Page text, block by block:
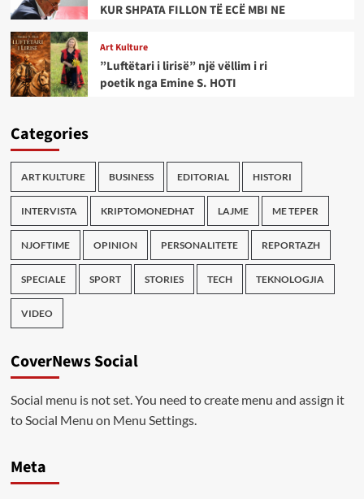
KUR SHPATA FILLON TË ECË MBI NE
Art Kulture
”Luftëtari i lirisë” një vëllim i ri
poetik nga Emine S. HOTI
Categories
ART KULTURE BUSINESS EDITORIAL HISTORI
INTERVISTA KRIPTOMONEDHAT LAJME ME TEPER
NJOFTIME OPINION PERSONALITETE REPORTAZH
SPECIALE SPORT STORIES TECH TEKNOLOGJIA
VIDEO
CoverNews Social
Social menu is not set. You need to create menu and assign it
to Social Menu on Menu Settings.
Meta